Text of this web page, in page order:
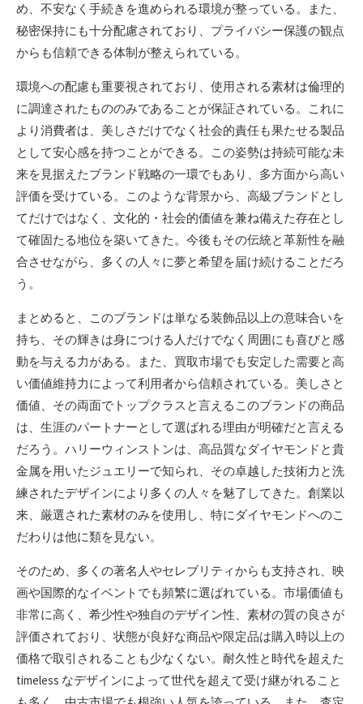
め、不安なく手続きを進められる環境が整っている。また、
秘密保持にも十分配慮されており、プライバシー保護の観点
からも信頼できる体制が整えられている。
環境への配慮も重要視されており、使用される素材は倫理的
に調達されたもののみであることが保証されている。これに
より消費者は、美しさだけでなく社会的責任も果たせる製品
として安心感を持つことができる。この姿勢は持続可能な未
来を見据えたブランド戦略の一環でもあり、多方面から高い
評価を受けている。このような背景から、高級ブランドとし
てだけではなく、文化的・社会的価値を兼ね備えた存在とし
て確固たる地位を築いてきた。今後もその伝統と革新性を融
合させながら、多くの人々に夢と希望を届け続けることだろ
う。
まとめると、このブランドは単なる装飾品以上の意味合いを
持ち、その輝きは身につける人だけでなく周囲にも喜びと感
動を与える力がある。また、買取市場でも安定した需要と高
い価値維持力によって利用者から信頼されている。美しさと
価値、その両面でトップクラスと言えるこのブランドの商品
は、生涯のパートナーとして選ばれる理由が明確だと言える
だろう。ハリーウィンストンは、高品質なダイヤモンドと貴
金属を用いたジュエリーで知られ、その卓越した技術力と洗
練されたデザインにより多くの人々を魅了してきた。創業以
来、厳選された素材のみを使用し、特にダイヤモンドへのこ
だわりは他に類を見ない。
そのため、多くの著名人やセレブリティからも支持され、映
画や国際的なイベントでも頻繁に選ばれている。市場価値も
非常に高く、希少性や独自のデザイン性、素材の質の良さが
評価されており、状態が良好な商品や限定品は購入時以上の
価格で取引されることも少なくない。耐久性と時代を超えた
timeless なデザインによって世代を超えて受け継がれること